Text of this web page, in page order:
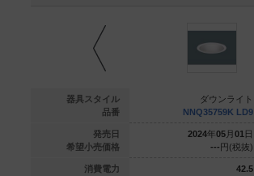
器具スタイル
品番
発売日
希望小売価格
消費電力
ダウンライト
円(税抜)
42.5
ダウンライト
NNQ35759K LD9
2024年05月 01 日
---円(税抜)
42.5